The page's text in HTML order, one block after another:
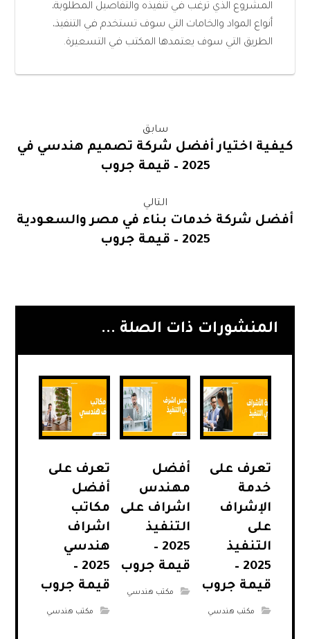
المشروع الذي ترغب في تنفيذه والتفاصيل المطلوبة،
أنواع المواد والخامات التي سوف تستخدم في التنفيذ،
الطريق التي سوف يعتمدها المكتب في التسعيرة.
سابق
كيفية اختيار أفضل شركة تصميم هندسي في
2025 – قيمة جروب
التالي
أفضل شركة خدمات بناء في مصر والسعودية
2025 – قيمة جروب
المنشورات ذات الصلة ...
تعرف على
خدمة
الإشراف
على
التنفيذ
2025 –
قيمة جروب
مكتب هندسي
أفضل
مهندس
اشراف على
التنفيذ
2025 –
قيمة جروب
مكتب هندسي
تعرف على
أفضل
مكاتب
اشراف
هندسي
2025 –
قيمة جروب
مكتب هندسي